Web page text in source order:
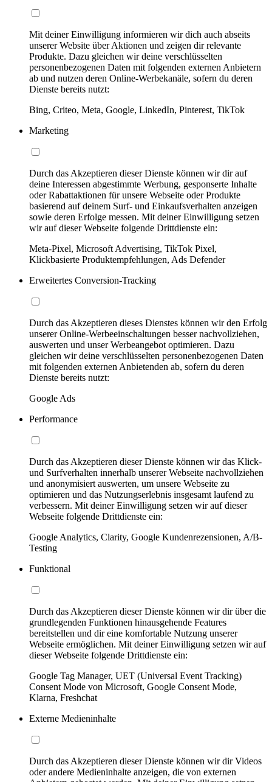
Mit deiner Einwilligung informieren wir dich auch abseits
unserer Website über Aktionen und zeigen dir relevante
Produkte. Dazu gleichen wir deine verschlüsselten
personenbezogenen Daten mit folgenden externen Anbietern
ab und nutzen deren Online-Werbekanäle, sofern du deren
Dienste bereits nutzt:
Bing, Criteo, Meta, Google, LinkedIn, Pinterest, TikTok
Marketing
Durch das Akzeptieren dieser Dienste können wir dir auf
deine Interessen abgestimmte Werbung, gesponserte Inhalte
oder Rabattaktionen für unsere Webseite oder Produkte
basierend auf deinem Surf- und Einkaufsverhalten anzeigen
sowie deren Erfolge messen. Mit deiner Einwilligung setzen
wir auf dieser Webseite folgende Drittdienste ein:
Meta-Pixel, Microsoft Advertising, TikTok Pixel,
Klickbasierte Produktempfehlungen, Ads Defender
Erweitertes Conversion-Tracking
Durch das Akzeptieren dieses Dienstes können wir den Erfolg
unserer Online-Werbeeinschaltungen besser nachvollziehen,
auswerten und unser Werbeangebot optimieren. Dazu
gleichen wir deine verschlüsselten personenbezogenen Daten
mit folgenden externen Anbietenden ab, sofern du deren
Dienste bereits nutzt:
Google Ads
Performance
Durch das Akzeptieren dieser Dienste können wir das Klick-
und Surfverhalten innerhalb unserer Webseite nachvollziehen
und anonymisiert auswerten, um unsere Webseite zu
optimieren und das Nutzungserlebnis insgesamt laufend zu
verbessern. Mit deiner Einwilligung setzen wir auf dieser
Webseite folgende Drittdienste ein:
Google Analytics, Clarity, Google Kundenrezensionen, A/B-
Testing
Funktional
Durch das Akzeptieren dieser Dienste können wir dir über die
grundlegenden Funktionen hinausgehende Features
bereitstellen und dir eine komfortable Nutzung unserer
Webseite ermöglichen. Mit deiner Einwilligung setzen wir auf
dieser Webseite folgende Drittdienste ein:
Google Tag Manager, UET (Universal Event Tracking)
Consent Mode von Microsoft, Google Consent Mode,
Klarna, Freshchat
Externe Medieninhalte
Durch das Akzeptieren dieser Dienste können wir dir Videos
oder andere Medieninhalte anzeigen, die von externen